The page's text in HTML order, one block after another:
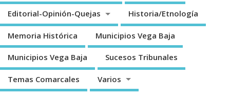
Editorial-Opinión-Quejas Historia/Etnología
Memoria Histórica Municipios Vega Baja
Municipios Vega Baja Sucesos Tribunales
Temas Comarcales Varios